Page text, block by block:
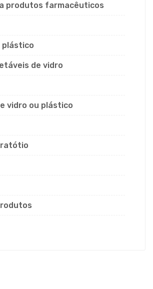
produtos farmacêuticos
plástico
de vidro
vidro ou plástico